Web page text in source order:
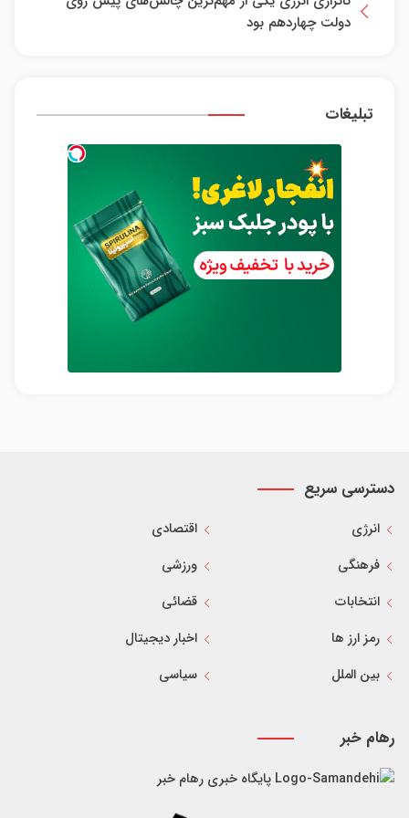
دولت چهاردهم بود
تبلیغات
دسترسی سریع
انرژی
اقتصادی
فرهنگی
ورزشی
انتخابات
قضائی
رمز ارز ها
اخبار دیجیتال
بین الملل
سیاسی
رهام خبر
پایگاه خبری رهام خبر